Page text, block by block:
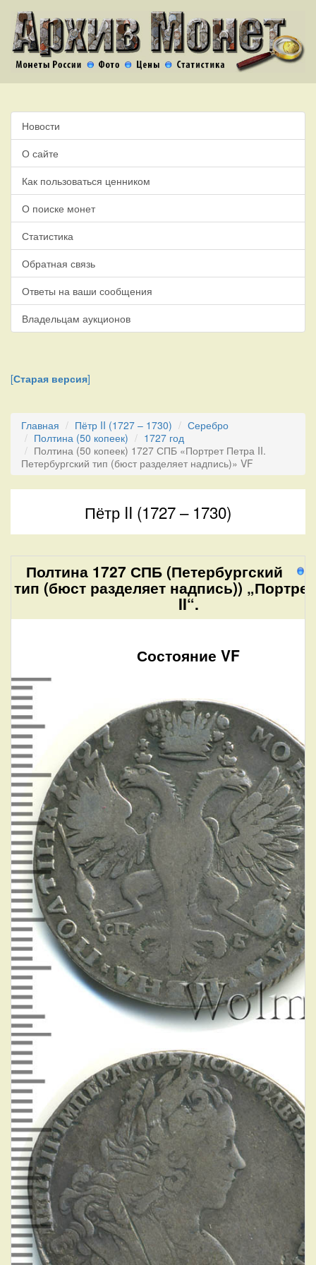
Новости
О сайте
Как пользоваться ценником
О поиске монет
Статистика
Обратная связь
Ответы на ваши сообщения
Владельцам аукционов
[Старая версия]
Главная Пётр II (1727 – 1730)
Серебро
Полтина (50 копеек)
1727 год
Полтина (50 копеек) 1727 СПБ «Портрет Петра II.
Петербургский тип (бюст разделяет надпись)» VF
Пётр II (1727 – 1730)
Полтина 1727 СПБ (Петербургский
тип (бюст разделяет надпись))
II“.
Состояние VF